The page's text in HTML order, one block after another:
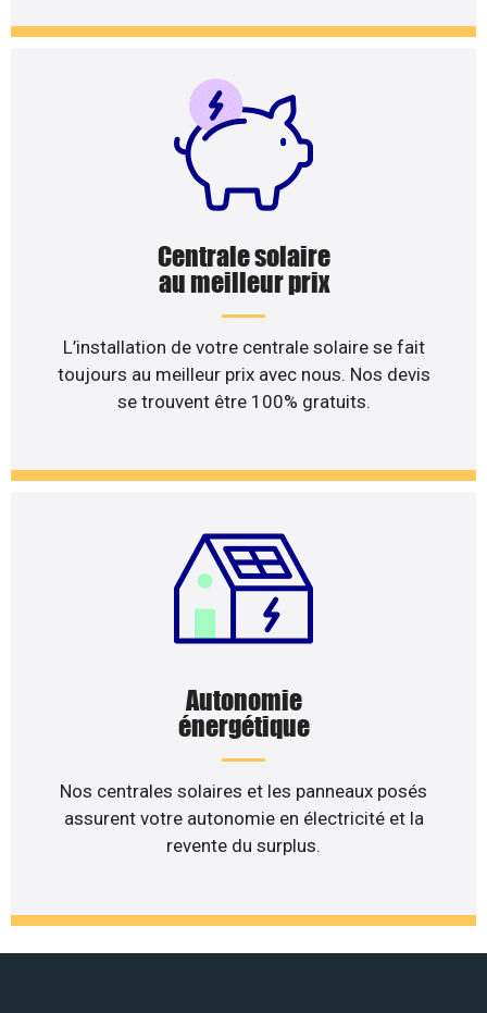
Centrale solaire
au meilleur prix
L’installation de votre centrale solaire se fait
toujours au meilleur prix avec nous. Nos devis
se trouvent être 100% gratuits.
Autonomie
énergétique
Nos centrales solaires et les panneaux posés
assurent votre autonomie en électricité et la
revente du surplus.